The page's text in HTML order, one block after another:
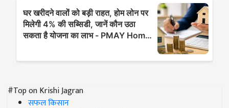
#Top on Krishi Jagran
सफल किसान